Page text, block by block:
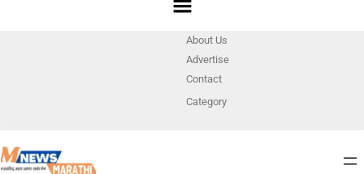
About Us
Advertise
Contact
Category